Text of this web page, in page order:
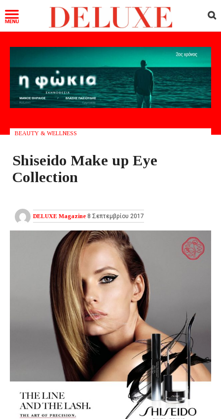
BEAUTY & WELLNESS
Shiseido Make up Eye
Collection
DELUXE Magazine 8 Σεπτεμβρίου 2017